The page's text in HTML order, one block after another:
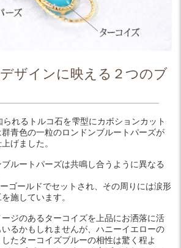
ザインに映える２つのブ
れるトルコ石を雫型にカボションカット
青色の一粒のロンドンブルートパーズが
げました。
ルートパーズは共鳴し合うように異なる
ゴールドでセットされ、その周りには涙形
施しています。
ジのあるターコイズを上品にお洒落に活
るかもしれませんが、ハニーイエローの
たターコイズブルーの相性は驚く程よ